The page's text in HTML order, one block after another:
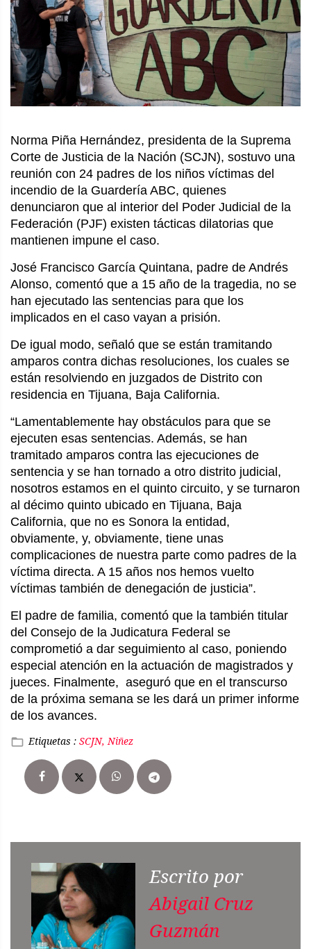
Norma Piña Hernández, presidenta de la Suprema
Corte de Justicia de la Nación (SCJN), sostuvo una
reunión con 24 padres de los niños víctimas del
incendio de la Guardería ABC, quienes
denunciaron que al interior del Poder Judicial de la
Federación (PJF) existen tácticas dilatorias que
mantienen impune el caso.
José Francisco García Quintana, padre de Andrés
Alonso, comentó que a 15 año de la tragedia, no se
han ejecutado las sentencias para que los
implicados en el caso vayan a prisión.
De igual modo, señaló que se están tramitando
amparos contra dichas resoluciones, los cuales se
están resolviendo en juzgados de Distrito con
residencia en Tijuana, Baja California.
“Lamentablemente hay obstáculos para que se
ejecuten esas sentencias. Además, se han
tramitado amparos contra las ejecuciones de
sentencia y se han tornado a otro distrito judicial,
nosotros estamos en el quinto circuito, y se turnaron
al décimo quinto ubicado en Tijuana, Baja
California, que no es Sonora la entidad,
obviamente, y, obviamente, tiene unas
complicaciones de nuestra parte como padres de la
víctima directa. A 15 años nos hemos vuelto
víctimas también de denegación de justicia”.
El padre de familia, comentó que la también titular
del Consejo de la Judicatura Federal se
comprometió a dar seguimiento al caso, poniendo
especial atención en la actuación de magistrados y
jueces. Finalmente, aseguró que en el transcurso
de la próxima semana se les dará un primer informe
de los avances.
Etiquetas : SCJN, Niñez
Escrito por
Abigail Cruz
Guzmán